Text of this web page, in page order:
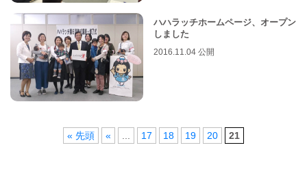
ハハラッチホームページ、オープン
しました
2016.11.04 公開
« 先頭 « 17 18 19 20 21